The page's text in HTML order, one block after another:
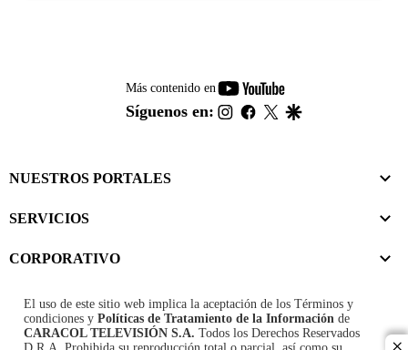
Más contenido en
youtube-
footer
Síguenos en: instagram
facebook
twitter
NUESTROS PORTALES
SERVICIOS
CORPORATIVO
El uso de este sitio web implica la aceptación de los Términos y
condiciones y Políticas de Tratamiento de la Información de
CARACOL TELEVISIÓN S.A. Todos los Derechos Reservados